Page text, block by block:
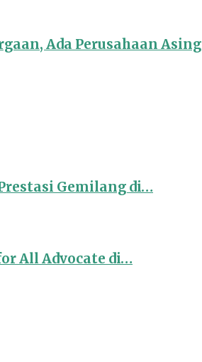
Ada Perusahaan Asing
Gemilang di…
All Advocate di…